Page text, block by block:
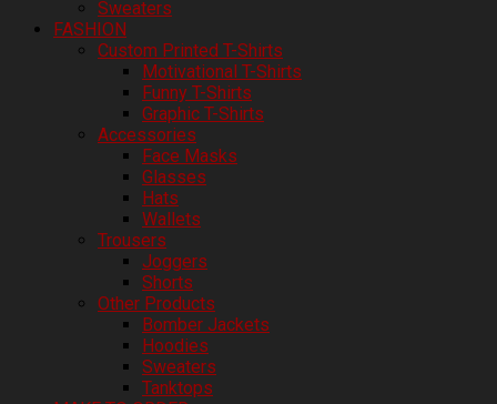
Sweaters
FASHION
Custom Printed T-Shirts
Motivational T-Shirts
Funny T-Shirts
Graphic T-Shirts
Accessories
Face Masks
Glasses
Hats
Wallets
Trousers
Joggers
Shorts
Other Products
Bomber Jackets
Hoodies
Sweaters
Tanktops